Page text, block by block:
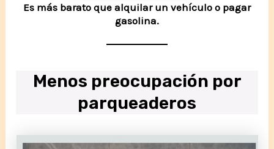
Es más barato que alquilar un vehículo o pagar
gasolina.
Menos preocupación por
parqueaderos